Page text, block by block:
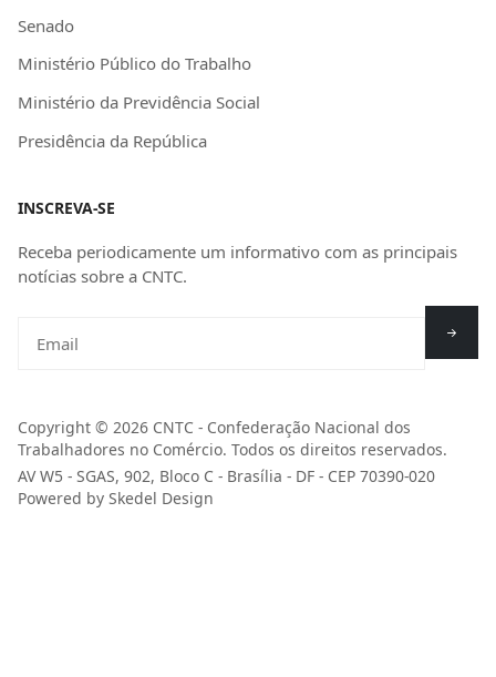
Senado
Ministério Público do Trabalho
Ministério da Previdência Social
Presidência da República
INSCREVA-SE
Receba periodicamente um informativo com as principais
notícias sobre a CNTC.
Copyright © 2026 CNTC - Confederação Nacional dos
Trabalhadores no Comércio. Todos os direitos reservados.
AV W5 - SGAS, 902, Bloco C - Brasília - DF - CEP 70390-020
Powered by Skedel Design